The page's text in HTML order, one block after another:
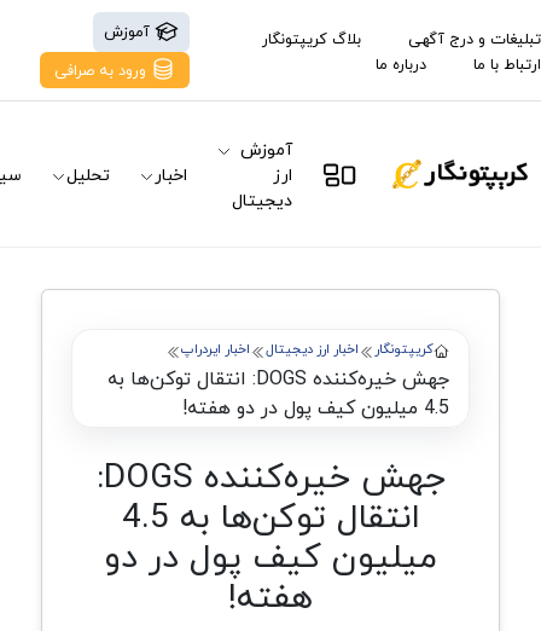
تبلیغات و درج آگهی
بلاگ کریپتونگار
ارتباط با ما
درباره ما
آموزش
ورود به صرافی
آموزش
ارز
دیجیتال
اخبار تحلیل
کریپتونگار اخبار ارز دیجیتال اخبار ایردراپ
جهش خیره‌کننده DOGS: انتقال توکن‌ها به
4.5 میلیون کیف پول در دو هفته!
جهش خیره‌کننده DOGS:
انتقال توکن‌ها به 4.5
میلیون کیف پول در دو
هفته!